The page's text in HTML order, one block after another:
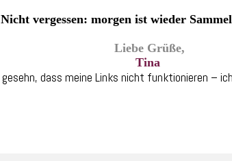
Nicht vergessen: morgen ist wieder
Liebe Grüße,
Tina
gesehn, dass meine Links nicht funktionieren –